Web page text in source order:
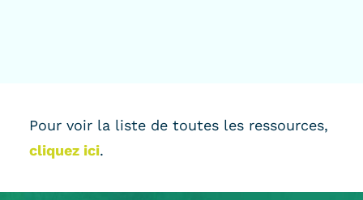
Pour voir la liste de toutes les ressources,
cliquez ici.